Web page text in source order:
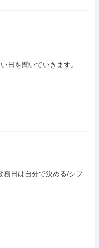
日を聞いていきます。
務日は自分で決める/シフ